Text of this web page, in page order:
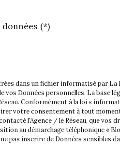
(*)
dans un fichier informatisé par
vos Données personnelles. La
Conformément à la loi «
votre consentement à tout
l'Agence / le Réseau, que
au démarchage téléphonique «
pas inscrire de Données sensibles